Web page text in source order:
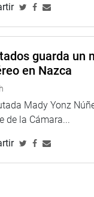
guarda
en Nazca
Mady Yonz
de la Cámara...